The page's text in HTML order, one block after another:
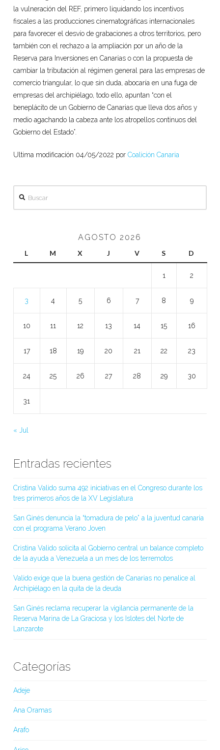
la vulneración del REF, primero liquidando los incentivos
fiscales a las producciones cinematográficas internacionales
para favorecer el desvío de grabaciones a otros territorios, pero
también con el rechazo a la ampliación por un año de la
Reserva para Inversiones en Canarias o con la propuesta de
cambiar la tributación al régimen general para las empresas de
comercio triangular, lo que sin duda, abocaría en una fuga de
empresas del archipiélago, todo ello, apuntan “con el
beneplácito de un Gobierno de Canarias que lleva dos años y
medio agachando la cabeza ante los atropellos continuos del
Gobierno del Estado”.
Ultima modificación 04/05/2022 por Coalición Canaria
AGOSTO 2026
L M X J V S D
1 2
3 4 5 6 7 8 9
10 11 12 13 14 15 16
17 18 19 20 21 22 23
24 25 26 27 28 29 30
31
« Jul
Entradas recientes
Cristina Valido suma 492 iniciativas en el Congreso durante los
tres primeros años de la XV Legislatura
San Ginés denuncia la “tomadura de pelo” a la juventud canaria
con el programa Verano Joven
Cristina Valido solicita al Gobierno central un balance completo
de la ayuda a Venezuela a un mes de los terremotos
Valido exige que la buena gestión de Canarias no penalice al
Archipiélago en la quita de la deuda
San Ginés reclama recuperar la vigilancia permanente de la
Reserva Marina de La Graciosa y los Islotes del Norte de
Lanzarote
Categorías
Adeje
Ana Oramas
Arafo